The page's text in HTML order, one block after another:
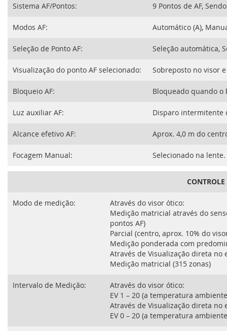
Sistema AF/Pontos: 9 Pontos de AF,
Modos AF: Automático (A),
Seleção de Ponto AF: Seleção automática,
Visualização do ponto AF selecionado: Sobreposto no visor
Bloqueio AF: Bloqueado quando o
Luz auxiliar AF: Disparo intermitente
Alcance efetivo AF: Aprox. 4,0 m do
Focagem Manual: Selecionado na lente.
Modo de medição:
Através do visor ótico:
Medição matricial através do
pontos AF)
Parcial (centro, aprox. 10% do
Medição ponderada com
Através de Visualização direta no
Medição matricial (315 zonas)
Intervalo de Medição:
Através do visor ótico:
EV 1 – 20 (a temperatura
Através de Visualização direta no
EV 0 – 20 (a temperatura